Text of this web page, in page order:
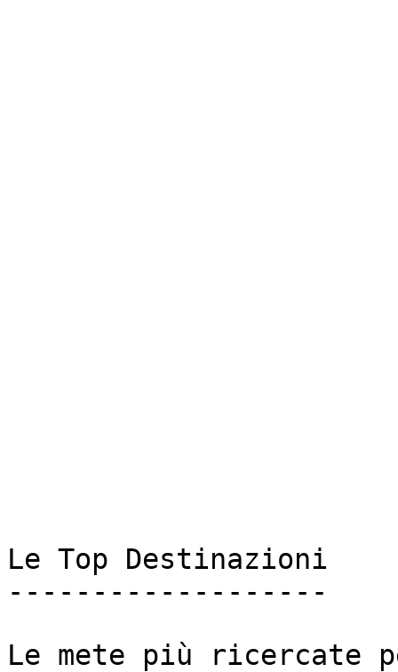
Le Top Destinazioni
-------------------
Le mete più ricercate